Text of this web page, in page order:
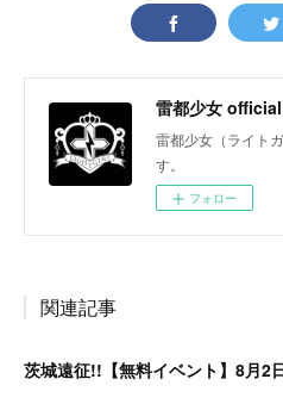
雷都少女
雷都少女（ライト
す。
フォロー
関連記事